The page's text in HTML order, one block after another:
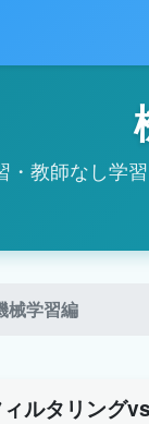
・教師なし学
械学習編
ルタリング